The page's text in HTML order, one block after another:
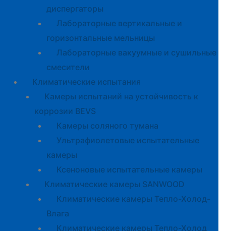
диспергаторы
Лабораторные вертикальные и
горизонтальные мельницы
Лабораторные вакуумные и сушильные
смесители
Климатические испытания
Камеры испытаний на устойчивость к
коррозии BEVS
Камеры соляного тумана
Ультрафиолетовые испытательные
камеры
Ксеноновые испытательные камеры
Климатические камеры SANWOOD
Климатические камеры Тепло-Холод-
Влага
Климатические камеры Тепло-Холод